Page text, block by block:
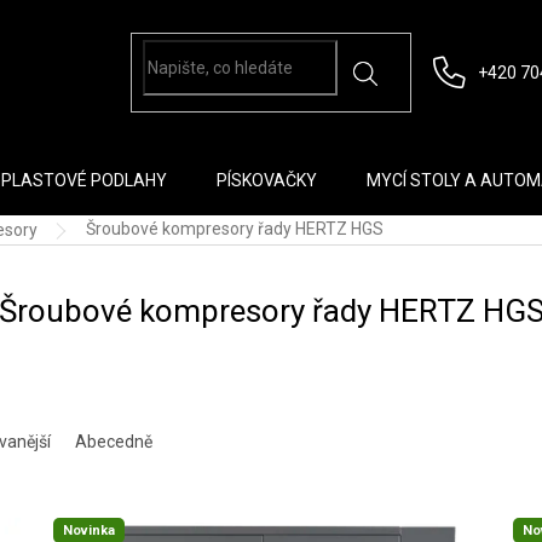
+420
PLASTOVÉ PODLAHY PÍSKOVAČKY MYCÍ STOLY A
Šroubové kompresory řady HERTZ HGS
Šroubové kompresory řady HERTZ
Abecedně
Novinka